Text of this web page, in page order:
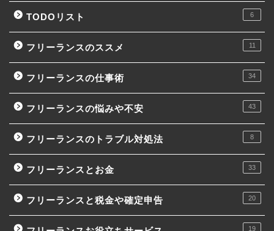
TODOリスト 6
フリーランスのススメ 11
フリーランスの仕事術 34
フリーランスの悩みや不安 43
フリーランスのトラブル対処法 8
フリーランスとお金 33
フリーランスと税金や確定申告 20
19